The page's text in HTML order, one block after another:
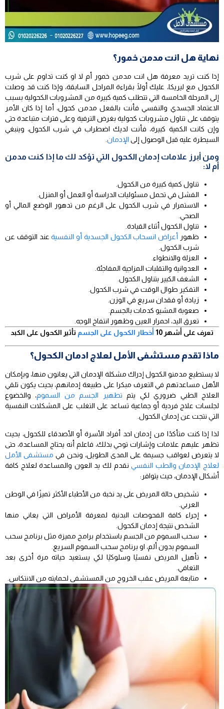
نهاية هل انت مدمن خمور؟
إذا كنت تريد معرفة هل انت مدمن خمور أم لا او كنت تداوم على شرب
الكحول مع ليريكا، عليك أولًا بقراءة المراحل السابقة، وإذا كنت قد وصلت
إلى المرحلة الخامسة التي تتطلب كمية كبيرة من المشروبات الكحولية بسبب
الاعتماد الجسدي والنفسي فأنت بالفعل مدمن كحول، أما إذا كان الأمر
يتوقف على تناول مشروبات كحولية بغرض الترفية وعلى فترات متباعدة حتى
وإن كانت الكمية كبيرة، فأنت لديك اضطراب في شرب الكحول، وينبغي
السيطرة عليه قبل الوصول إلى الإدمان
ومن أبرز علامات إدمان الكحول التي تؤكد لك ما إذا كنت مدمن
أم لا:
تناول كمية كبيرة من الكحول.
الفشل في تحمل مسئوليات الدراسة أو العمل أو المنزل.
الاستمرار في شرب الكحول على الرغم من تدهور الوضع المالي أو
الصحي.
تناول الكحول أثناء القيادة.
ظهور أعراض انسحاب الكحول الجسدية أو النفسيةعند التوقف عن
شرب الكحول.
العزلة والانطواء.
العدوانية والتقلبات المزاجية المفاجئة.
الشغف الكبير بتناول الكحول.
التفكير طوال الوقت في شرب الكحول.
زيادة أو فقدان سريع في الوزن.
صعوبة المشيو كدمات بالجسم.
تعرق اليد، احمرار العين وظهور انتفاخ الوجه.
تعرف على أشهر 10
أخطار الكحول على الجسم تأثير الكحول على الكبد
ماذا تقدم مستشفى الأمل لعلاج ادمان الكحول؟
لا يستطيع مدمنو الكحول إدراك مشكلة الإدمان التي يعانون منها، وبإمكان
الأهل مساعدتهم في التعرف مبكرا على طبيعة إدمانهم، بحيث يكون تلقي
العلاج الطبي ضروري لكي يتم تطهير الجسم من السموم، والخضوع
لجلسات علاج فردية أو جماعية تساعد على التغلب على المشكلات النفسية
التي نتجت عن إدمان الكحول.
لذا إذا كنت متأكدًا من إدمان احد أفراد الأسرة أو الأصدقاء للكحول، بحيث
تظهر عليهم علامات وإشارات توحي بذلك، فاعلم أنه يحتاج المساعدة، حتى
لا يتعرض لعواقب جسيمة على المدى الطويل، ونحن في مستشفى الأمل
لعلاج الإدمان والطب النفسينقدم لك يد العون والمساعدة لعلاج كافة
أشكال الإدمان، حيث يتوافر:
تشخيص حالة المريض على يد نخبة من الأطباء الأكثر تميزًا في الوطن
العربي.
إجراء كافة الفحوصات البدنية لمعرفة الأمراض التي يعاني منها
الشخص نتيجة إدمان الكحول.
سحب السموم من الجسم باستخدام برامج مميزة مثل برنامج سحب
السموم بدون ألم، او برنامج سحب السموم السريع.
تأهيل المريض نفسيًا وسلوكيًا لكي يستعيد حياته مرة أخرى بعد
التعافي.
متابعة المريض عقب الخروج من المستشفى لحمايته من الانتكاس.